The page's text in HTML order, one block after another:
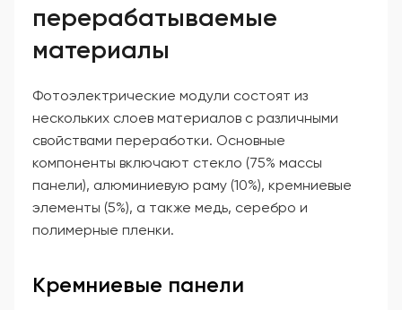
перерабатываемые
материалы
Фотоэлектрические модули состоят из
нескольких слоев материалов с различными
свойствами переработки. Основные
компоненты включают стекло (75% массы
панели), алюминиевую раму (10%), кремниевые
элементы (5%), а также медь, серебро и
полимерные пленки.
Кремниевые панели